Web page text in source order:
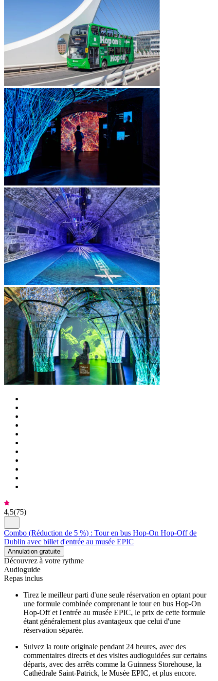
4,5(75)
Combo (Réduction de 5 %) : Tour en bus Hop-On Hop-Off de
Dublin avec billet d'entrée au musée EPIC
Annulation gratuite
Découvrez à votre rythme
Audioguide
Repas inclus
Tirez le meilleur parti d'une seule réservation en optant pour
une formule combinée comprenant le tour en bus Hop-On
Hop-Off et l'entrée au musée EPIC, le prix de cette formule
étant généralement plus avantageux que celui d'une
réservation séparée.
Suivez la route originale pendant 24 heures, avec des
commentaires directs et des visites audioguidées sur certains
départs, avec des arrêts comme la Guinness Storehouse, la
Cathédrale Saint-Patrick, le Musée EPIC, et plus encore.